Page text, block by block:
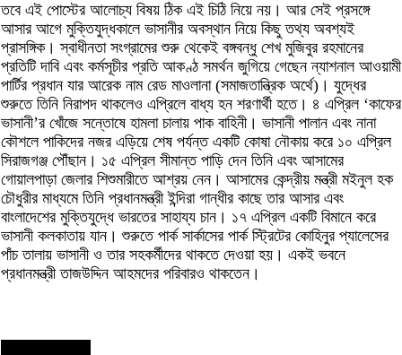
তবে এই পোস্টের আলোচ্য বিষয় ঠিক এই চিঠি নিয়ে নয়। আর সেই প্রসঙ্গে
আসার আগে মুক্তিযুদ্ধকালে ভাসানীর অবস্থান নিয়ে কিছু তথ্য অবশ্যই
প্রাসঙ্গিক। স্বাধীনতা সংগ্রামের শুরু থেকেই বঙ্গবন্ধু শেখ মুজিবুর রহমানের
প্রতিটি দাবি এবং কর্মসূচীর প্রতি আকণ্ঠ সমর্থন জুগিয়ে গেছেন ন্যাশনাল আওয়ামী
পার্টির প্রধান যার আরেক নাম রেড মাওলানা (সমাজতান্ত্রিক অর্থে)। যুদ্ধের
শুরুতে তিনি নিরাপদ থাকলেও এপ্রিলে বাধ্য হন শরণার্থী হতে। ৪ এপ্রিল ‘কাফের
ভাসানী’র খোঁজে সন্তোষে হামলা চালায় পাক বাহিনী। ভাসানী পালান এবং নানা
কৌশলে পাকিদের নজর এড়িয়ে শেষ পর্যন্ত একটি কোষা নৌকায় করে ১০ এপ্রিল
সিরাজগঞ্জ পৌঁছান। ১৫ এপ্রিল সীমান্ত পাড়ি দেন তিনি এবং আসামের
গোয়ালপাড়া জেলার শিশুমারীতে আশ্রয় নেন। আসামের কেন্দ্রীয় মন্ত্রী মইনুল হক
চৌধুরীর মাধ্যমে তিনি প্রধানমন্ত্রী ইন্দিরা গান্ধীর কাছে তার আসার এবং
বাংলাদেশের মুক্তিযুদ্ধে ভারতের সাহায্য চান। ১৭ এপ্রিল একটি বিমানে করে
ভাসানী কলকাতায় যান। শুরুতে পার্ক সার্কাসের পার্ক স্ট্রিটের কোহিনুর প্যালেসের
পাঁচ তালায় ভাসানী ও তার সহকর্মীদের থাকতে দেওয়া হয়। একই ভবনে
প্রধানমন্ত্রী তাজউদ্দিন আহমদের পরিবারও থাকতেন।